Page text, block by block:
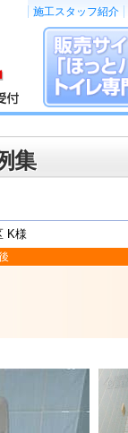
集
K様
施工スタッフ紹介